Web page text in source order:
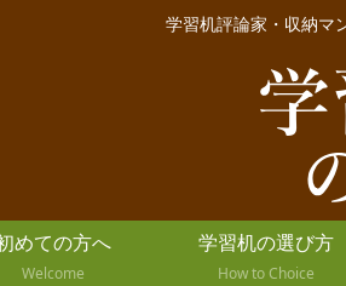
学習机評論家・収納マ
めての方へ
Welcome
学習机の選び方
How to Choice